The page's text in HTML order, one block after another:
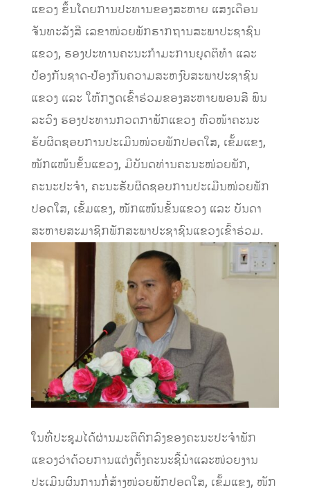
ແຂວງ ຂຶ້ນໂດຍການປະທານຂອງສະຫາຍ ແສງເດືອນ
ຈັນທະລັງສີ ເລຂາໜ່ວຍພັກຮາກຖານສະພາປະຊາຊົນ
ແຂວງ, ຮອງປະທານຄະນະກໍາມະການຍຸດຕິທໍາ ແລະ
ປ້ອງກັນຊາດ-ປ້ອງກັນຄວາມສະຫງົບສະພາປະຊາຊົນ
ແຂວງ ແລະ ໃຫ້ກຽດເຂົ້າຮ່ວມຂອງສະຫາຍພອນສີ ພິນ
ລະວົງ ຮອງປະທານກວດກາພັກແຂວງ ຫົວໜ້າຄະນະ
ຮັບຜິດຊອບການປະເມີນໜ່ວຍພັກປອດໃສ, ເຂັ້ມແຂງ,
ໜັກແໜ້ນຂັ້ນແຂວງ, ມີບັນດທ່ານຄະນະໜ່ວຍພັກ,
ຄະນະປະຈໍາ, ຄະນະຮັບຜິດຊອບການປະເມີນໜ່ວຍພັກ
ປອດໃສ, ເຂັ້ມແຂງ, ໜັກແໜ້ນຂັ້ນແຂວງ ແລະ ບັນດາ
ສະຫາຍສະມາຊິກພັກສະພາປະຊາຊົນແຂວງເຂົ້າຮ່ວມ.
ໃນທີ່ປະຊຸມໄດ້ຜ່ານມະຕິຕົກລົງຂອງຄະນະປະຈໍາພັກ
ແຂວງວ່າດ້ວຍການແຕ່ງຕັ້ງຄະນະຊີ້ນໍາແລະໜ່ວຍງານ
ປະເມີນຜົນການກໍ່ສ້າງໜ່ວຍພັກປອດໃສ, ເຂັ້ມແຂງ, ໜັກ